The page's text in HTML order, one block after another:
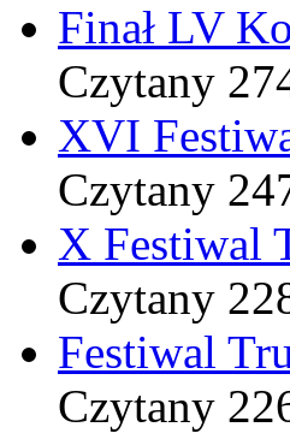
Finał LV
Czytany
XVI
Czytany
X Festiwal
Czytany
Festiwal
Czytany